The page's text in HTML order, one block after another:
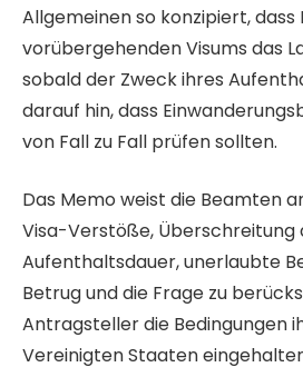
Allgemeinen so konzipiert, dass
vorübergehenden Visums das
sobald der Zweck ihres
darauf hin, dass
von Fall zu Fall prüfen sollten.
Das Memo weist die Beamten
Visa-Verstöße, Überschreitung
Aufenthaltsdauer, unerlaubte
Betrug und die Frage zu
Antragsteller die Bedingungen
Vereinigten Staaten